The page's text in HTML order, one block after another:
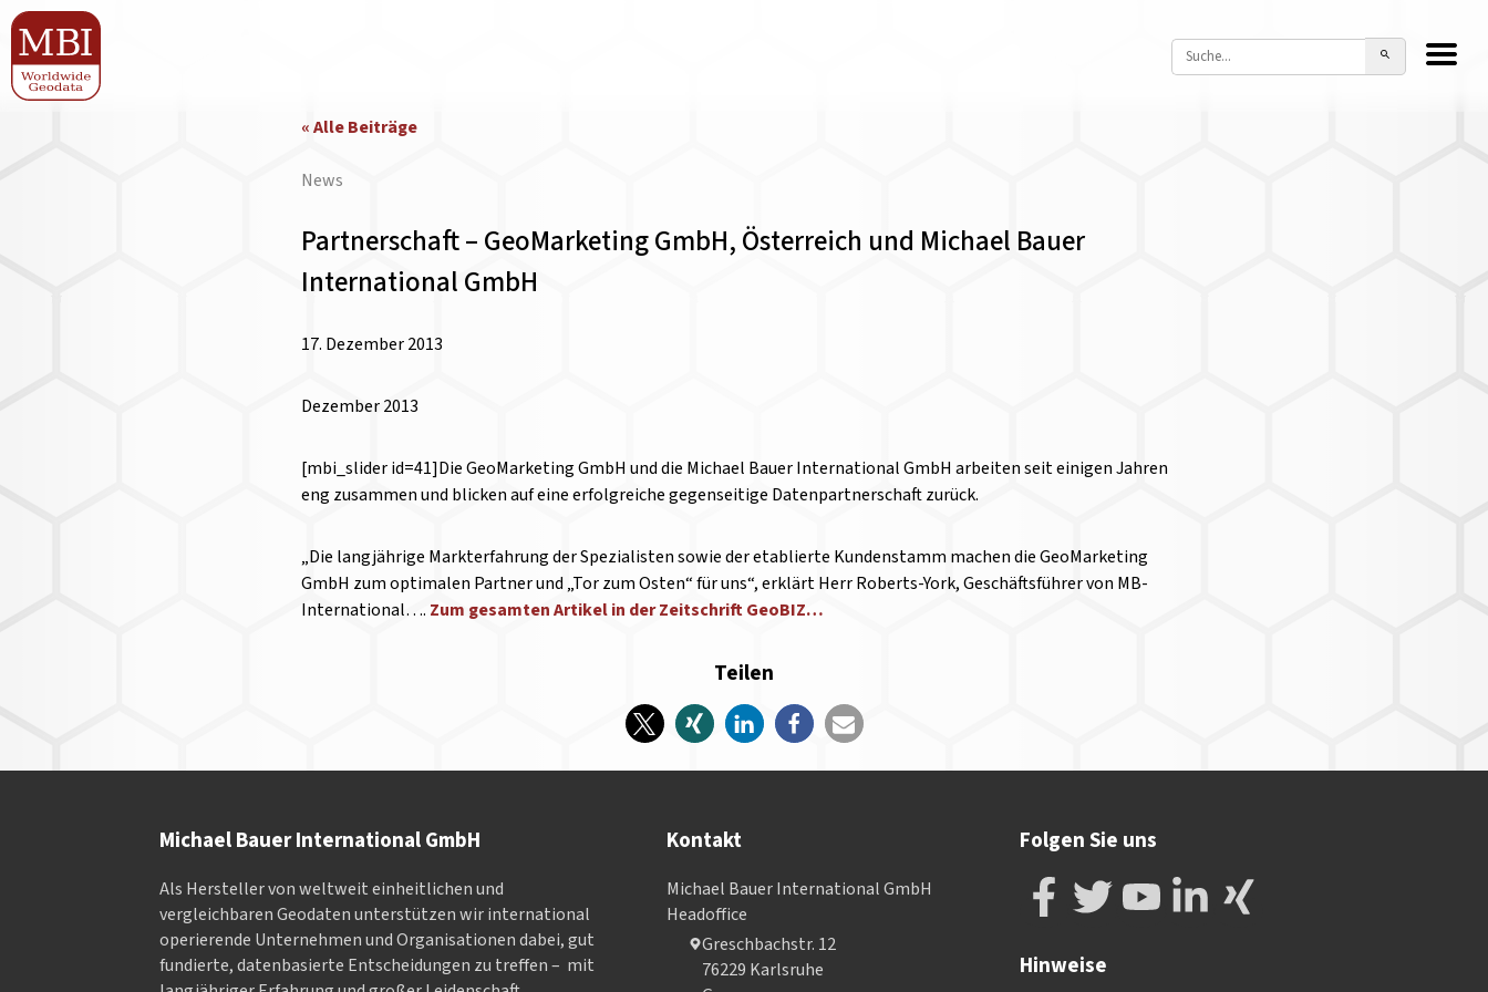
« Alle Beiträge
News
Partnerschaft – GeoMarketing GmbH, Österreich und Michael Bauer
International GmbH
17. Dezember 2013
Dezember 2013
[mbi_slider id=41]Die GeoMarketing GmbH und die Michael Bauer International GmbH arbeiten seit einigen Jahren
eng zusammen und blicken auf eine erfolgreiche gegenseitige Datenpartnerschaft zurück.
„Die langjährige Markterfahrung der Spezialisten sowie der etablierte Kundenstamm machen die GeoMarketing
GmbH zum optimalen Partner und „Tor zum Osten“ für uns“, erklärt Herr Roberts-York, Geschäftsführer von MB-
International…. Zum gesamten Artikel in der Zeitschrift GeoBIZ…
Teilen
Michael Bauer International GmbH
Als Hersteller von weltweit einheitlichen und
vergleichbaren Geodaten un­ter­stüt­zen wir in­ter­na­tional
ope­rieren­de Un­ter­neh­men und Or­ga­nisa­tionen dabei, gut
fundierte, datenbasierte Entscheidungen zu treffen – mit
Kontakt
Michael Bauer International GmbH
Headoffice
Greschbachstr. 12
76229 Karlsruhe
Folgen Sie uns
Hinweise